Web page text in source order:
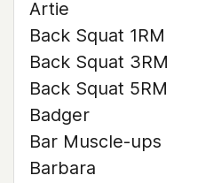
Artie
Back Squat 1RM
Back Squat 3RM
Back Squat 5RM
Badger
Bar Muscle-ups
Barbara